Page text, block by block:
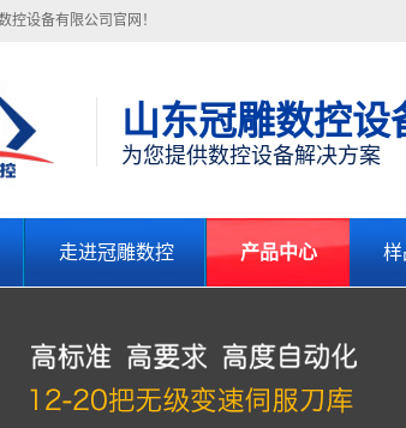
控设备有限公司官网！
山东冠雕数控设
为您提供数控设备解决方案
走进冠雕数控 产品中心 样